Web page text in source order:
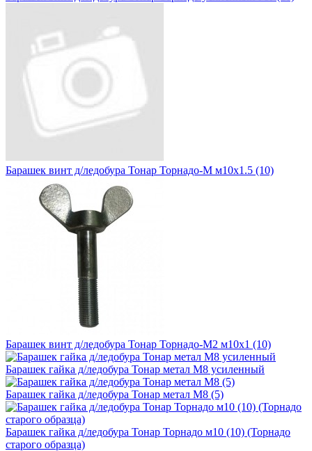
Барашек винт д/ледобура Тонар Торнадо-М м10х1.5 (10)
Барашек винт д/ледобура Тонар Торнадо-М2 м10х1 (10)
Барашек гайка д/ледобура Тонар метал M8 усиленный
Барашек гайка д/ледобура Тонар метал М8 (5)
Барашек гайка д/ледобура Тонар Торнадо м10 (10) (Торнадо
старого образца)